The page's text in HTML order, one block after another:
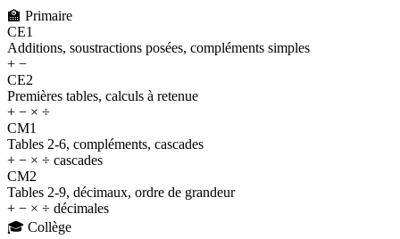
🏫 Primaire
CE1
Additions, soustractions posées, compléments simples
+ −
CE2
Premières tables, calculs à retenue
+ − × ÷
CM1
Tables 2-6, compléments, cascades
+ − × ÷ cascades
CM2
Tables 2-9, décimaux, ordre de grandeur
+ − × ÷ décimales
🎓 Collège